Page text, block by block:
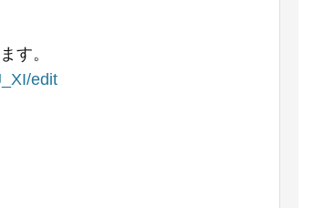
す。
edit